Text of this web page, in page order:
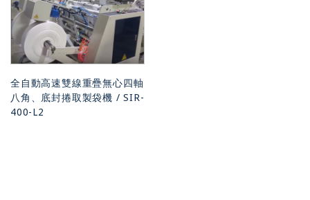
全自動高速雙線重疊無心四軸
八角、底封捲取製袋機 / SIR-
400-L2